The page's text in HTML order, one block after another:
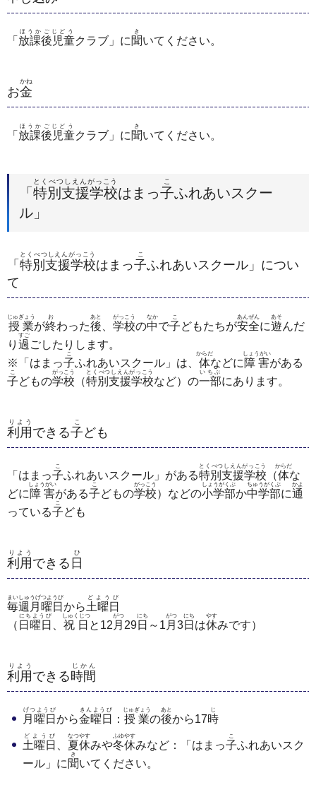
「 放課後児童
ほうかごじどう
クラブ」に聞
き
いてください。
お金
かね
「 放課後児童
ほうかごじどう
クラブ」に聞
き
いてください。
「 特別支援学校
とくべつしえんがっこう
はまっ子
こ
ふれあいスクー
ル」
「 特別支援学校
とくべつしえんがっこう
はまっ子
こ
ふれあいスクール」につい
て
授業
じゅぎょう
が終
お
わった後
あと
学校
がっこう
の中
なか
で子
こ
どもたちが安全
あんぜん
に遊
あそ
んだ
り 過
すご
ごしたりします。
※「はまっ子
こ
ふれあいスクール」は、 体
からだ
などに障害
しょうがい
がある
子
こ
どもの学校
がっこう
（特別支援学校
とくべつしえんがっこう
など）の一部
いちぶ
にあります。
利用
りよう
できる子
こ
ども
「はまっ⼦
こ
ふれあいスクール」がある特別⽀援学校
とくべつしえんがっこう
（体
からだ
な
どに障害
しょうがい
がある子
こ
どもの学校
がっこう
）などの⼩学部
しょうがくぶ
か中学部
ちゅうがくぶ
に通
かよ
っている子
こ
ども
利用
りよう
できる 日
ひ
毎週月曜日
まいしゅうげつようび
から土曜日
どようび
（ 日曜日
にちようび
祝日
しゅくじつ
と12 月
がつ
29日
にち
～1 月
がつ
3日
にち
は休
やす
みです）
利用
りよう
できる時間
じかん
月曜日
げつようび
から金曜日
きんようび
： 授業
じゅぎょう
の後
あと
から17時
じ
土曜日
どようび
夏休
なつやす
みや冬休
ふゆやす
みなど：「はまっ子
こ
ふれあいスク
ール」に聞
き
いてください。